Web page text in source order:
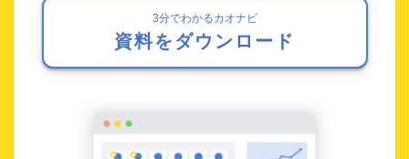
3分でわかるカオナビ
資料をダウンロード